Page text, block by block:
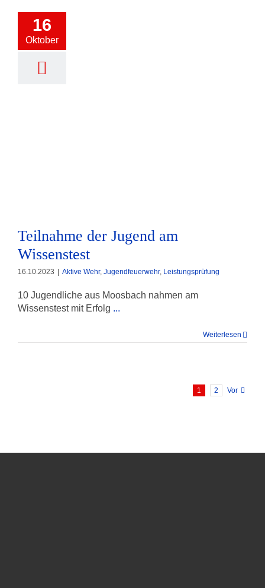
16
Oktober
Teilnahme der Jugend am
Wissenstest
16.10.2023 Aktive Wehr, Jugendfeuerwehr, Leistungsprüfung
10 Jugendliche aus Moosbach nahmen am
Wissenstest mit Erfolg ...
Weiterlesen
1 2 Vor